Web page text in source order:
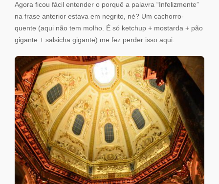
Agora ficou fácil entender o porquê a palavra “Infelizmente”
na frase anterior estava em negrito, né? Um cachorro-
quente (aqui não tem molho. É só ketchup + mostarda + pão
gigante + salsicha gigante) me fez perder isso aqui: